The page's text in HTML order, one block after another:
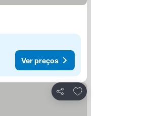
Ver preços
Partilhar
Adicionar aos favoritos